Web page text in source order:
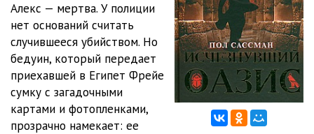
09_Kair 14:23
10_Dahla 06:17
11_Kair 03:14
12_Dahla 08:41
13_Kair, Amerikanskiy universitet
Алекс — мертва. У полиции
нет оснований считать
случившееся убийством. Но
бедуин, который передает
приехавшей в Египет Фрейе
сумку с загадочными
картами и фотопленками,
прозрачно намекает: ее